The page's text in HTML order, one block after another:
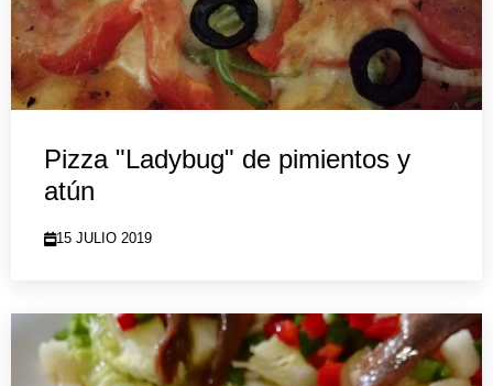
Pizza "Ladybug" de pimientos y
atún
15 JULIO 2019